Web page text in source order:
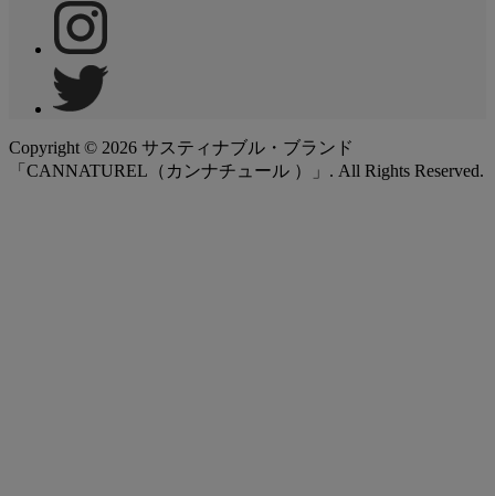
Copyright © 2026 サスティナブル・ブランド
「CANNATUREL（カンナチュール ）」. All Rights Reserved.